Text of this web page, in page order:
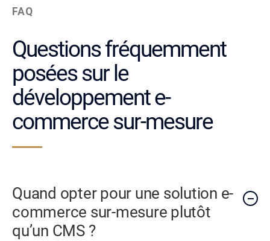
FAQ
Questions fréquemment
posées sur le
développement e-
commerce sur-mesure
Quand opter pour une solution e-
commerce sur-mesure plutôt
qu’un CMS ?